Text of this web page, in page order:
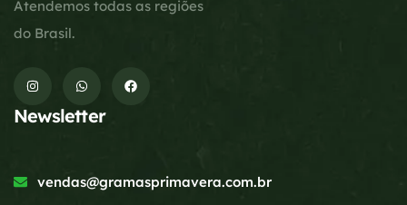
Atendemos todas as regiões
do Brasil.
Newsletter
vendas@gramasprimavera.com.br